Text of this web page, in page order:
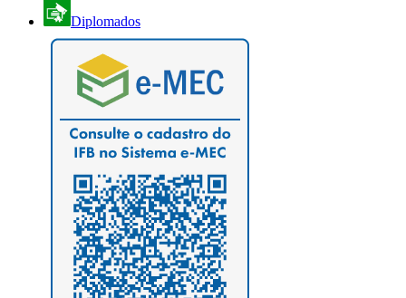
Diplomados